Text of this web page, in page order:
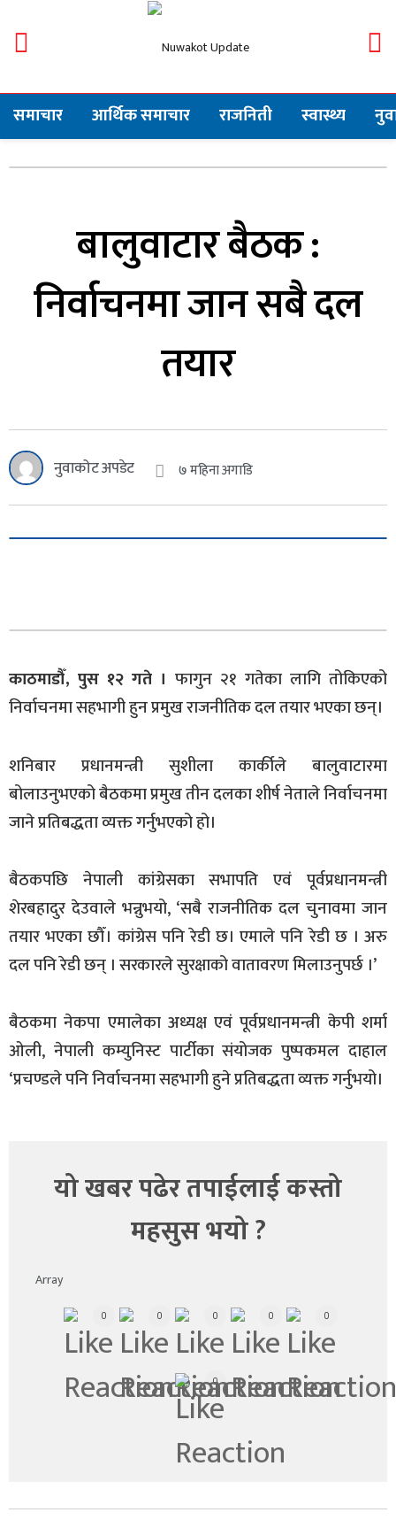
समाचार आर्थिक समाचार राजनिती स्वास्थ्य
बालुवाटार बैठक :
निर्वाचनमा जान सबै दल
तयार
नुवाकोट अपडेट ७ महिना अगाडि
काठमाडौँ, पुस १२ गते । फागुन २१ गतेका लागि तोकिएको
निर्वाचनमा सहभागी हुन प्रमुख राजनीतिक दल तयार भएका छन्।
शनिबार प्रधानमन्त्री सुशीला कार्कीले बालुवाटारमा
बोलाउनुभएको बैठकमा प्रमुख तीन दलका शीर्ष नेताले निर्वाचनमा
जाने प्रतिबद्धता व्यक्त गर्नुभएको हो।
बैठकपछि नेपाली कांग्रेसका सभापति एवं पूर्वप्रधानमन्त्री
शेरबहादुर देउवाले भन्नुभयो, ‘सबै राजनीतिक दल चुनावमा जान
तयार भएका छौँ। कांग्रेस पनि रेडी छ। एमाले पनि रेडी छ । अरु
दल पनि रेडी छन् । सरकारले सुरक्षाको वातावरण मिलाउनुपर्छ ।’
बैठकमा नेकपा एमालेका अध्यक्ष एवं पूर्वप्रधानमन्त्री केपी शर्मा
ओली, नेपाली कम्युनिस्ट पार्टीका संयोजक पुष्पकमल दाहाल
‘प्रचण्डले पनि निर्वाचनमा सहभागी हुने प्रतिबद्धता व्यक्त गर्नुभयो।
यो खबर पढेर तपाईलाई कस्तो
महसुस भयो ?
Array
0 0 0 0 0
0